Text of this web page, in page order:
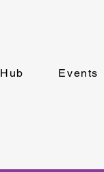
Hub Events